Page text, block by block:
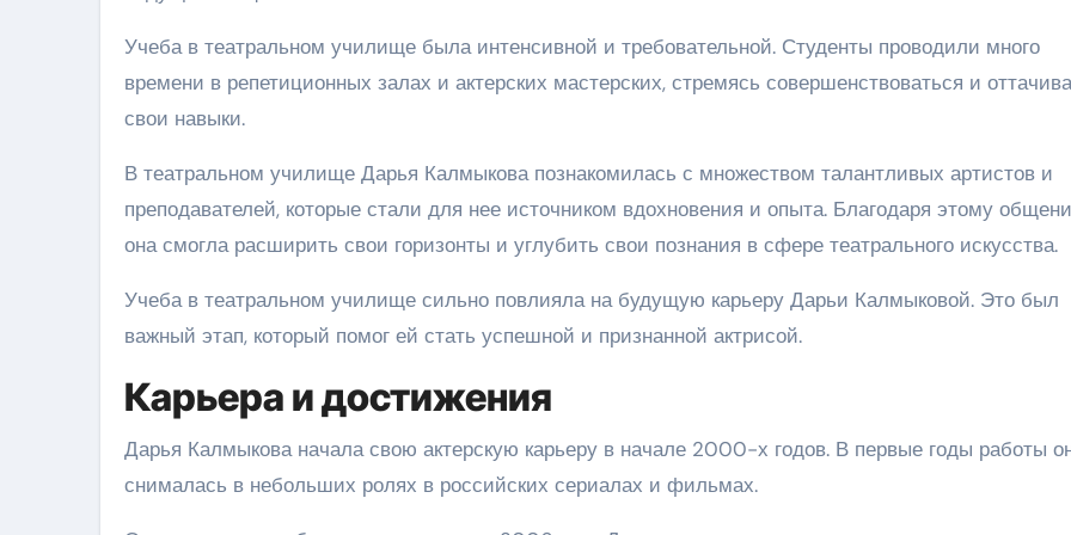
Учеба в театральном училище была интенсивной и требовательной. Студенты проводили много
времени в репетиционных залах и актерских мастерских, стремясь совершенствоваться и
свои навыки.
В театральном училище Дарья Калмыкова познакомилась с множеством талантливых артистов и
преподавателей, которые стали для нее источником вдохновения и опыта. Благодаря этому
она смогла расширить свои горизонты и углубить свои познания в сфере театрального искусства.
Учеба в театральном училище сильно повлияла на будущую карьеру Дарьи Калмыковой. Это был
важный этап, который помог ей стать успешной и признанной актрисой.
Карьера и достижения
Дарья Калмыкова начала свою актерскую карьеру в начале 2000-х годов. В первые годы работы
снималась в небольших ролях в российских сериалах и фильмах.